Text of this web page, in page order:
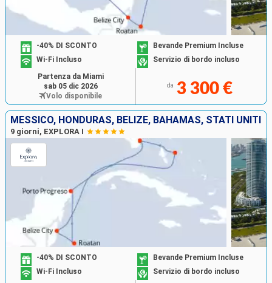
-40% DI SCONTO
Bevande Premium Incluse
Wi-Fi Incluso
Servizio di bordo incluso
da 3 300 €
Partenza da Miami
sab 05 dic 2026
Volo disponibile
MESSICO, HONDURAS, BELIZE, BAHAMAS, STATI UNITI
9 giorni, EXPLORA I
-40% DI SCONTO
Bevande Premium Incluse
Wi-Fi Incluso
Servizio di bordo incluso